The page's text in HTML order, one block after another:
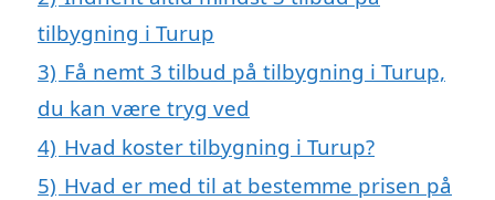
tilbygning i Turup
3) Få nemt 3 tilbud på tilbygning i Turup,
du kan være tryg ved
4) Hvad koster tilbygning i Turup?
5) Hvad er med til at bestemme prisen på